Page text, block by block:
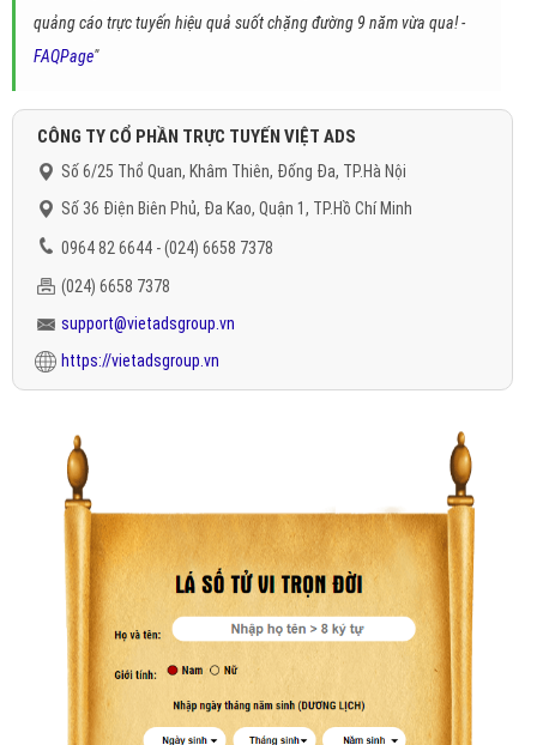
quảng cáo trực tuyến hiệu quả suốt chặng đường 9 năm vừa qua! -
FAQPage"
CÔNG TY CỔ PHẦN TRỰC TUYẾN VIỆT ADS
Số 6/25 Thổ Quan, Khâm Thiên, Đống Đa, TP.Hà Nội
Số 36 Điện Biên Phủ, Đa Kao, Quận 1, TP.Hồ Chí Minh
0964 82 6644 - (024) 6658 7378
(024) 6658 7378
support@vietadsgroup.vn
https://vietadsgroup.vn